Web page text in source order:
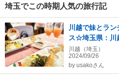
埼玉でこの時期人気の旅行記
川越で妹とラ
ス☆埼玉県：川
川越（埼玉）
2024/09/26
by usakoさん